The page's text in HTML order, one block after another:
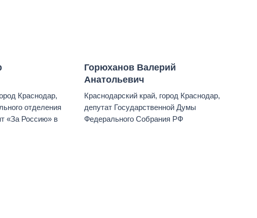
Краснодар,
отделения
«За Россию» в
Горюханов Валерий
Анатольевич
Краснодарский край, город Краснодар,
депутат Государственной Думы
Федерального Собрания РФ